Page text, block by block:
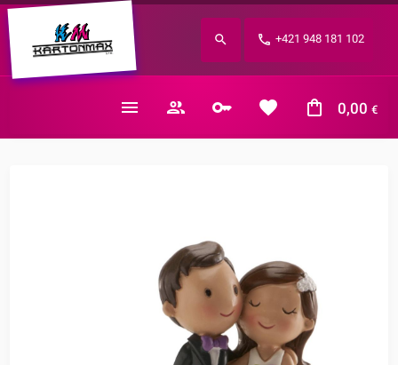
+421 948 181 102
0,00 €
Zabudnuté heslo?
E-mail